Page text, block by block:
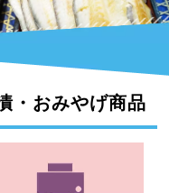
・おみやげ商品